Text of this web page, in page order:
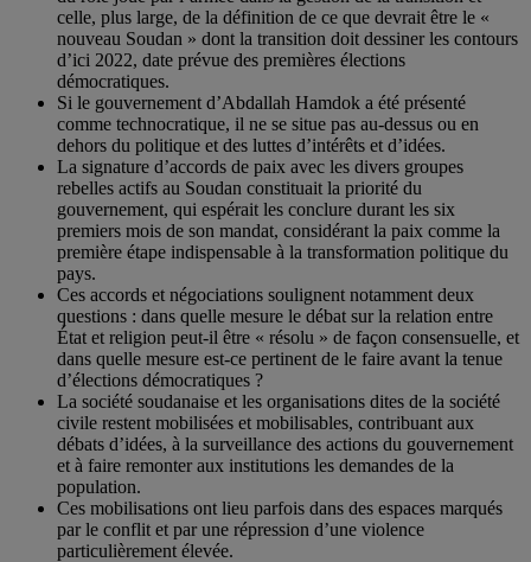
celle, plus large, de la définition de ce que devrait être le «
nouveau Soudan » dont la transition doit dessiner les contours
d’ici 2022, date prévue des premières élections
démocratiques.
Si le gouvernement d’Abdallah Hamdok a été présenté
comme technocratique, il ne se situe pas au-dessus ou en
dehors du politique et des luttes d’intérêts et d’idées.
La signature d’accords de paix avec les divers groupes
rebelles actifs au Soudan constituait la priorité du
gouvernement, qui espérait les conclure durant les six
premiers mois de son mandat, considérant la paix comme la
première étape indispensable à la transformation politique du
pays.
Ces accords et négociations soulignent notamment deux
questions : dans quelle mesure le débat sur la relation entre
État et religion peut-il être « résolu » de façon consensuelle, et
dans quelle mesure est-ce pertinent de le faire avant la tenue
d’élections démocratiques ?
La société soudanaise et les organisations dites de la société
civile restent mobilisées et mobilisables, contribuant aux
débats d’idées, à la surveillance des actions du gouvernement
et à faire remonter aux institutions les demandes de la
population.
Ces mobilisations ont lieu parfois dans des espaces marqués
par le conflit et par une répression d’une violence
particulièrement élevée.